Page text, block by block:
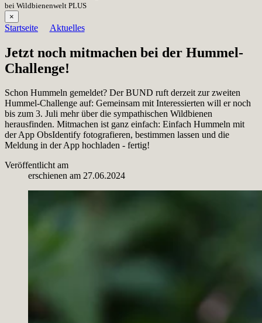
bei Wildbienenwelt PLUS
×
Startseite Aktuelles
Jetzt noch mitmachen bei der Hummel-
Challenge!
Schon Hummeln gemeldet? Der BUND ruft derzeit zur zweiten
Hummel-Challenge auf: Gemeinsam mit Interessierten will er noch
bis zum 3. Juli mehr über die sympathischen Wildbienen
herausfinden. Mitmachen ist ganz einfach: Einfach Hummeln mit
der App ObsIdentify fotografieren, bestimmen lassen und die
Meldung in der App hochladen - fertig!
Veröffentlicht am
erschienen am 27.06.2024